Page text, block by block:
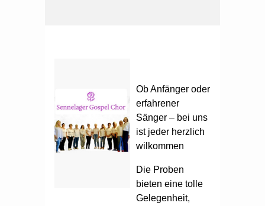
Ob Anfänger oder
erfahrener
Sänger – bei uns
ist jeder herzlich
wilkommen
Die Proben
bieten eine tolle
Gelegenheit,